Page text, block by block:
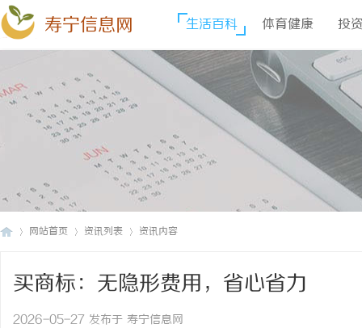
寿宁信息网 生活百科 体育健康 投
网站首页 资讯列表 资讯内容
买商标：无隐形费用，省心省力
2026-05-27 发布于 寿宁信息网